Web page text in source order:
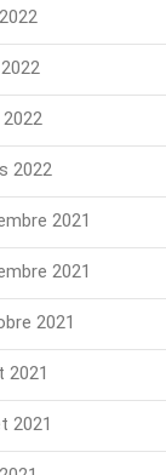
2022
2021
2021
2021
2021
2021